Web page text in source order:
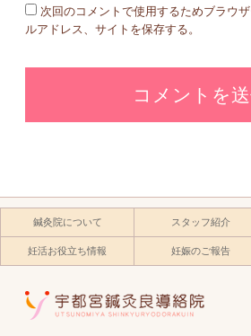
次回のコメントで使用するためブラウ
ルアドレス、サイトを保存する。
鍼灸院について スタッフ紹介
妊活お役立ち情報 妊娠のご報告